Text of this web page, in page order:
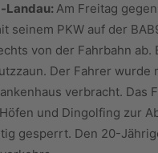
Landau: Am Freitag
seinem PKW auf der
von der Fahrbahn
Der Fahrer
verbracht. Das
und Dingolfing zur
gesperrt. Den 20-